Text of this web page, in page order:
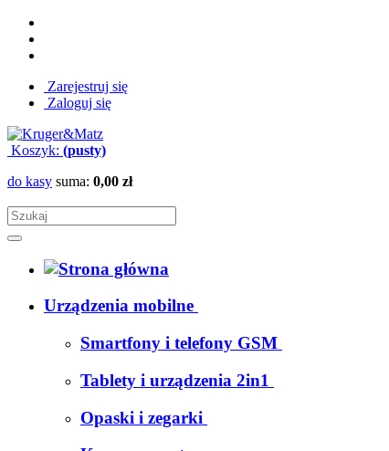
Zarejestruj się
Zaloguj się
Koszyk: (pusty)
do kasy suma: 0,00 zł
Urządzenia mobilne
Smartfony i telefony GSM
Tablety i urządzenia 2in1
Opaski i zegarki